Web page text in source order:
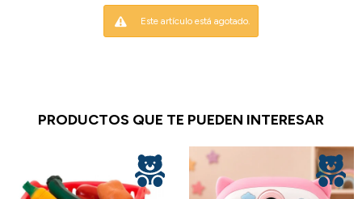
Este artículo está agotado.
PRODUCTOS QUE TE PUEDEN INTERESAR